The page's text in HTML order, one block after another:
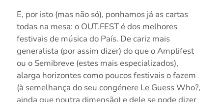
E, por isto (mas não só), ponhamos já as cartas
todas na mesa: o OUT.FEST é dos melhores
festivais de música do País. De cariz mais
generalista (por assim dizer) do que o Amplifest
ou o Semibreve (estes mais especializados),
alarga horizontes como poucos festivais o fazem
(à semelhança do seu congénere Le Guess Who?,